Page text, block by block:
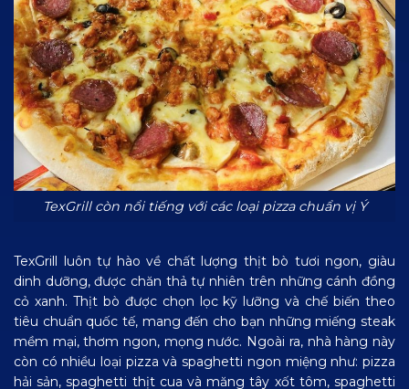
TexGrill còn nổi tiếng với các loại pizza chuẩn vị Ý
TexGrill luôn tự hào về chất lượng thịt bò tươi ngon, giàu
dinh dưỡng, được chăn thả tự nhiên trên những cánh đồng
cỏ xanh. Thịt bò được chọn lọc kỹ lưỡng và chế biến theo
tiêu chuẩn quốc tế, mang đến cho bạn những miếng steak
mềm mại, thơm ngon, mọng nước. Ngoài ra, nhà hàng này
còn có nhiều loại pizza và spaghetti ngon miệng như: pizza
hải sản, spaghetti thịt cua và măng tây xốt tôm, spaghetti